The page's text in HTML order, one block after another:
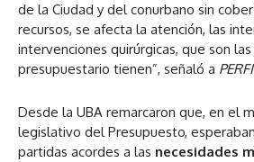
de la Ciudad y del conurbano sin
recursos, se afecta la atención, las
intervenciones quirúrgicas, que son
presupuestario tienen”, señaló a
Desde la UBA remarcaron que, en el
legislativo del Presupuesto,
partidas acordes a las necesidades